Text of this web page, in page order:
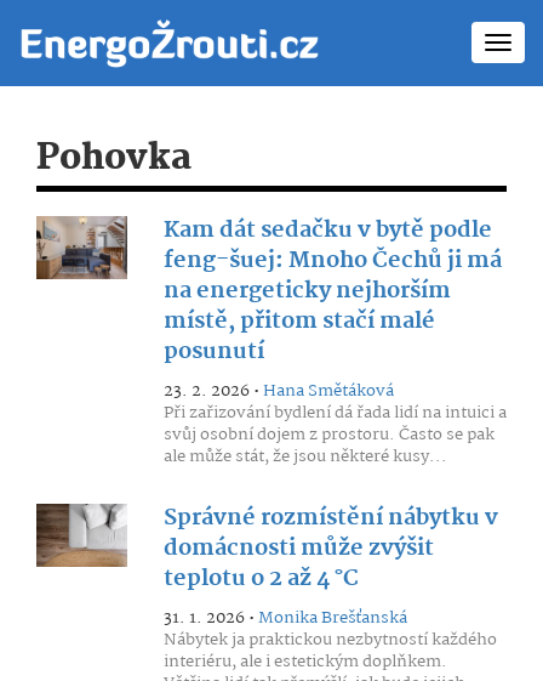
Pohovka
Kam dát sedačku v bytě podle
feng-šuej: Mnoho Čechů ji má
na energeticky nejhorším
místě, přitom stačí malé
posunutí
23. 2. 2026 •Hana Smětáková
Při zařizování bydlení dá řada lidí na intuici a
svůj osobní dojem z prostoru. Často se pak
ale může stát, že jsou některé kusy...
Správné rozmístění nábytku v
domácnosti může zvýšit
teplotu o 2 až 4 °C
31. 1. 2026 •Monika Brešťanská
Nábytek ja praktickou nezbytností každého
interiéru, ale i estetickým doplňkem.